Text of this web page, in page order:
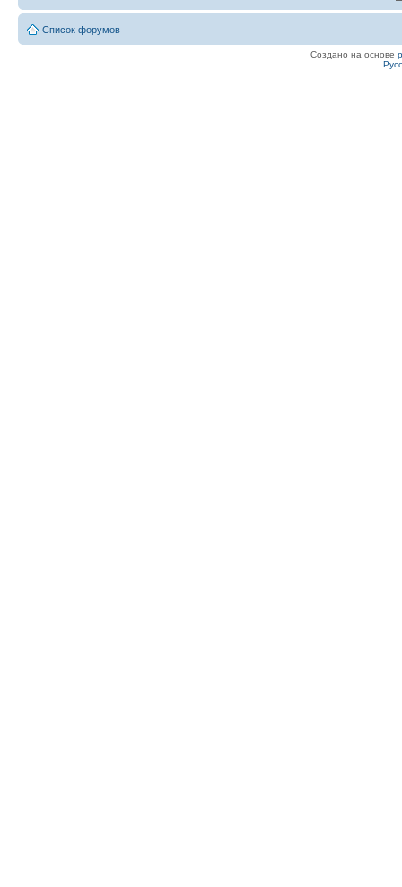
Список форумов
Создано на основе